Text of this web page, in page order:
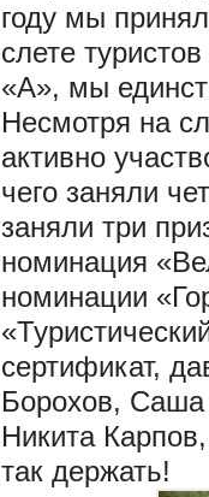
году мы
слете
«А», мы
Несмотря на
активно
чего заняли
заняли три
номинация
номинации
сертификат,
Борохов,
Никита
так держать!